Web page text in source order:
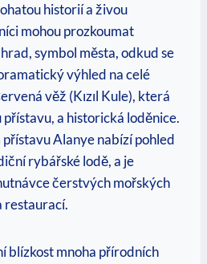
historií a živou
mohou prozkoumat
symbol města, odkud se
výhled na celé
věž (Kızıl Kule), která
a historická loděnice.
Alanye nabízí pohled
rybářské lodě, a je
čerstvých mořských
restaurací.
blízkost mnoha přírodních